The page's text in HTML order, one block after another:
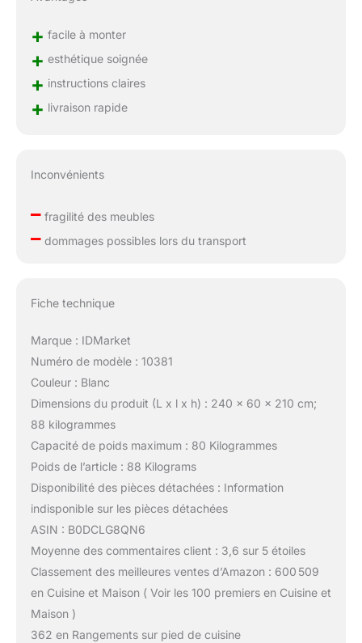
+ facile à monter
+ esthétique soignée
+ instructions claires
+ livraison rapide
Inconvénients
–fragilité des meubles
–dommages possibles lors du transport
Fiche technique
Marque : IDMarket
Numéro de modèle : 10381
Couleur : Blanc
Dimensions du produit (L x l x h) : 240 x 60 x 210 cm;
88 kilogrammes
Capacité de poids maximum : 80 Kilogrammes
Poids de l’article : 88 Kilograms
Disponibilité des pièces détachées : Information
indisponible sur les pièces détachées
ASIN : B0DCLG8QN6
Moyenne des commentaires client : 3,6 sur 5 étoiles
Classement des meilleures ventes d’Amazon : 600 509
en Cuisine et Maison ( Voir les 100 premiers en Cuisine et
Maison )
362 en Rangements sur pied de cuisine